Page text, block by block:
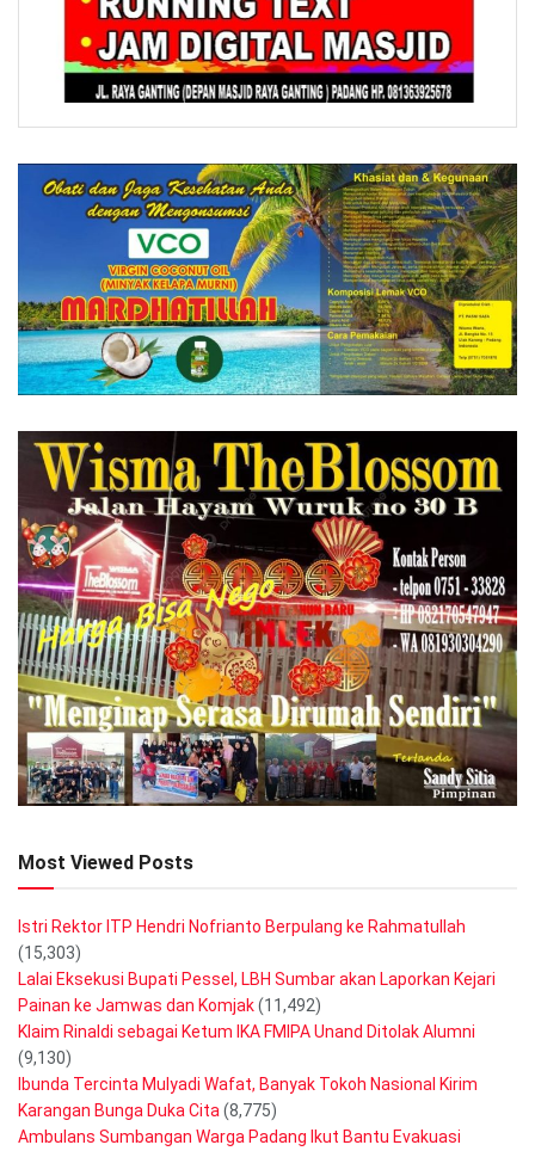
Most Viewed Posts
Istri Rektor ITP Hendri Nofrianto Berpulang ke Rahmatullah
(15,303)
Lalai Eksekusi Bupati Pessel, LBH Sumbar akan Laporkan Kejari
Painan ke Jamwas dan Komjak(11,492)
Klaim Rinaldi sebagai Ketum IKA FMIPA Unand Ditolak Alumni
(9,130)
Ibunda Tercinta Mulyadi Wafat, Banyak Tokoh Nasional Kirim
Karangan Bunga Duka Cita (8,775)
Ambulans Sumbangan Warga Padang Ikut Bantu Evakuasi